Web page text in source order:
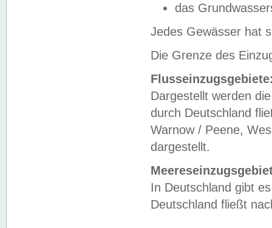
das
Jedes Gewässer hat
Die Grenze des
Dargestellt werden
durch Deutschland
Warnow / Peene,
dargestellt.
In Deutschland gibt
Deutschland fließt